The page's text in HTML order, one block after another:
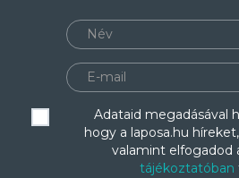
Adataid megadásával
hogy a laposa.hu
valamint elfogadod
tájékoztatóban